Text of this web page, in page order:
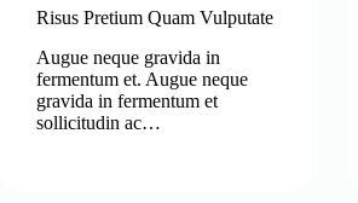
Risus Pretium Quam Vulputate
Augue neque gravida in
fermentum et. Augue neque
gravida in fermentum et
sollicitudin ac…